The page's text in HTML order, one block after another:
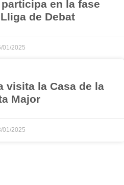
en la fase
de Debat
01/2025
visita la Casa de la
Major
01/2025